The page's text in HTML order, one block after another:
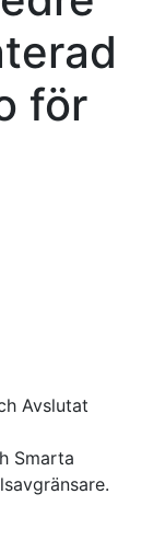
för
Avslutat
Smarta